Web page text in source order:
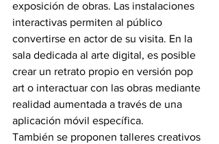
exposición de obras. Las instalaciones
interactivas permiten al público
convertirse en actor de su visita. En la
sala dedicada al arte digital, es posible
crear un retrato propio en versión pop
art o interactuar con las obras mediante
realidad aumentada a través de una
aplicación móvil específica.
También se proponen talleres creativos